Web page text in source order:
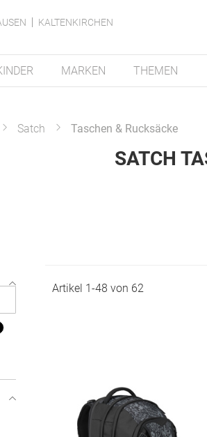
KALTENKIRCHEN
MARKEN THEMEN
Satch Taschen & Rucksäcke
SATCH
Artikel 1-48 von 62